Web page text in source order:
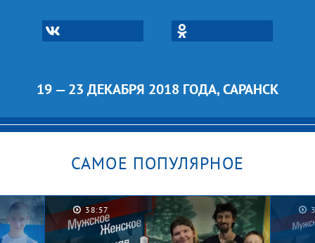
19 — 23 ДЕКАБРЯ 2018 ГОДА, САРАНСК
САМОЕ ПОПУЛЯРНОЕ
38:57